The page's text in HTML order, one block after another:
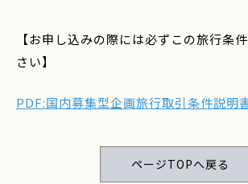
【お申し込みの際には必ずこの旅行条
さい】
PDF:国内募集型企画旅行取引条件説明
ページTOPへ戻る